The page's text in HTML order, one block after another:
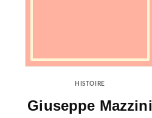
HISTOIRE
Giuseppe Mazzini